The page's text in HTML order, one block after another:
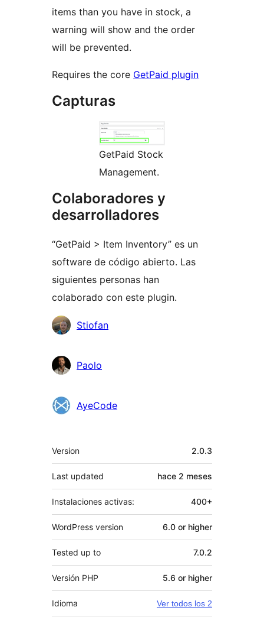
items than you have in stock, a
warning will show and the order
will be prevented.
Requires the core GetPaid plugin
Capturas
GetPaid Stock
Management.
Colaboradores y
desarrolladores
“GetPaid > Item Inventory” es un
software de código abierto. Las
siguientes personas han
colaborado con este plugin.
Colaboradores
Stiofan
Paolo
AyeCode
Meta
Version 2.0.3
Last updated hace 2 meses
Instalaciones activas: 400+
WordPress version 6.0 or higher
Tested up to 7.0.2
Versión PHP 5.6 or higher
Idioma Ver todos los 2